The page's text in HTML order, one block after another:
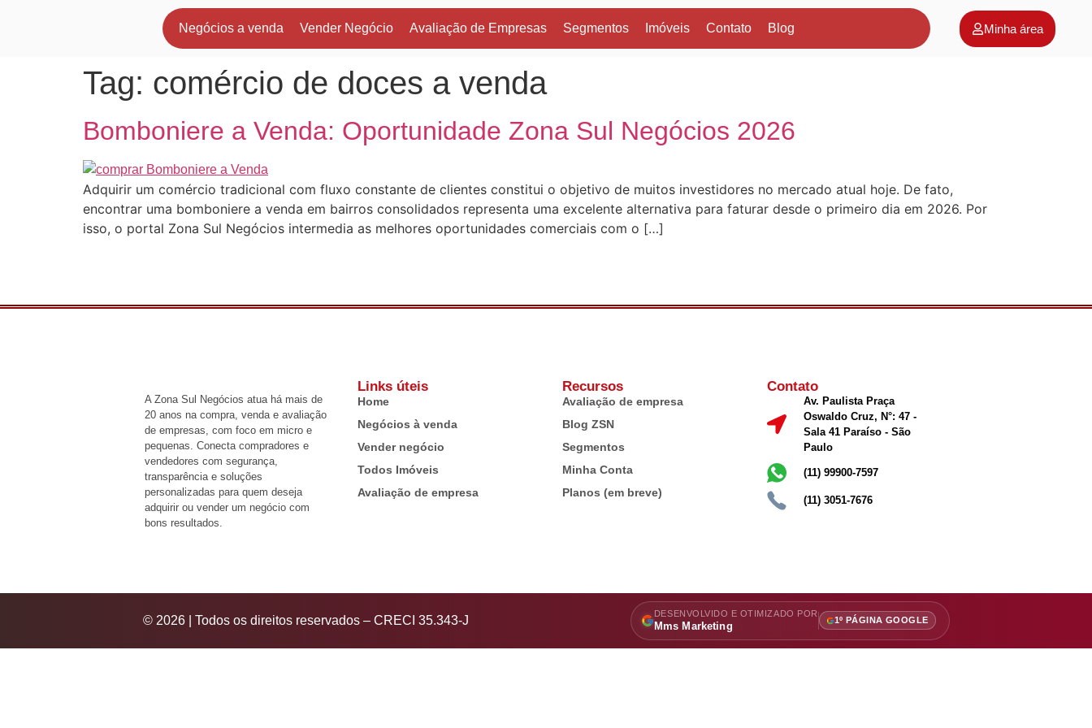
Negócios a venda Vender Negócio Avaliação de Empresas Segmentos Imóveis Contato Blog Minha área
Tag: comércio de doces a venda
Bomboniere a Venda: Oportunidade Zona Sul Negócios 2026
Adquirir um comércio tradicional com fluxo constante de clientes constitui o objetivo de muitos investidores no mercado atual hoje. De fato,
encontrar uma bomboniere a venda em bairros consolidados representa uma excelente alternativa para faturar desde o primeiro dia em 2026. Por
isso, o portal Zona Sul Negócios intermedia as melhores oportunidades comerciais com o […]
A Zona Sul Negócios atua há mais de
20 anos na compra, venda e avaliação
de empresas, com foco em micro e
pequenas. Conecta compradores e
vendedores com segurança,
transparência e soluções
personalizadas para quem deseja
adquirir ou vender um negócio com
bons resultados.
Links úteis
Home
Negócios à venda
Vender negócio
Todos Imóveis
Avaliação de empresa
Recursos
Avaliação de empresa
Blog ZSN
Segmentos
Minha Conta
Planos (em breve)
Contato
Av. Paulista Praça
Oswaldo Cruz, N°: 47 -
Sala 41 Paraíso - São
Paulo
(11) 99900-7597
(11) 3051-7676
© 2026 | Todos os direitos reservados – CRECI 35.343-J DESENVOLVIDO E OTIMIZADO POR
Mms Marketing 1º PÁGINA GOOGLE